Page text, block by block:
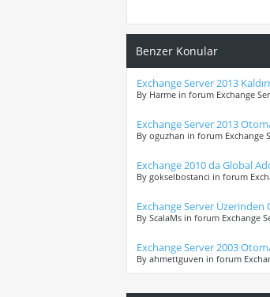
Benzer Konular
Exchange Server 2013
By Harme in forum Exchange
Exchange Server 2013
By oguzhan in forum Exchange
Exchange 2010 da Global
By gokselbostanci in forum
Exchange Server Üzerinden
By ScalaMs in forum Exchange
Exchange Server 2003
By ahmettguven in forum